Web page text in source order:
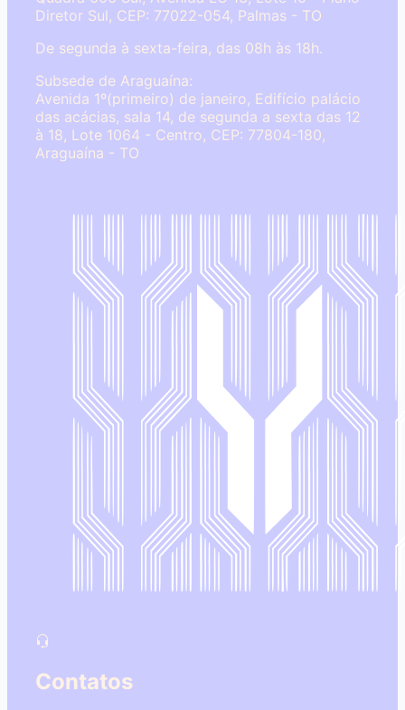
Diretor Sul, CEP: 77022-054, Palmas - TO
De segunda à sexta-feira, das 08h às 18h.
Subsede de Araguaína:
Avenida 1º(primeiro) de janeiro, Edifício palácio
das acácias, sala 14, de segunda a sexta das 12
à 18, Lote 1064 - Centro, CEP: 77804-180,
Araguaína - TO
Contatos